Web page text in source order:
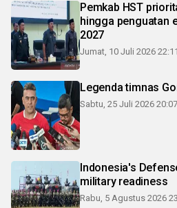
Pemkab HST
hingga penguatan
2027
Jumat, 10 Juli 2026 22:11
Legenda timnas
Sabtu, 25 Juli 2026 20:07
Indonesia's
military readiness
Rabu, 5 Agustus 2026